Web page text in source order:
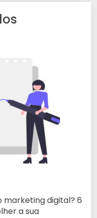
marketing digital? 6
a sua